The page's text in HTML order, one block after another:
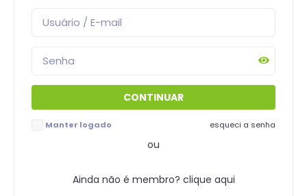
Manter logado esqueci a senha
ou
Ainda não é membro? clique aqui